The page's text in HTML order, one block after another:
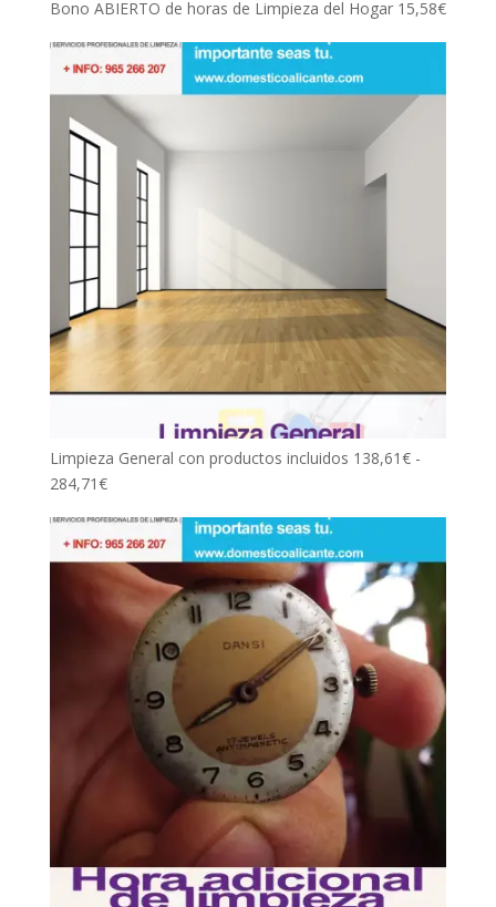
Bono ABIERTO de horas de Limpieza del Hogar 15,58€
Limpieza General con productos incluidos 138,61€ -
284,71€Rango
precios:
desde
138,61€
hasta
284,71€